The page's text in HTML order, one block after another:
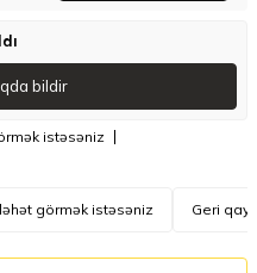
bildir
istəsəniz
görmək istəsəniz Geri